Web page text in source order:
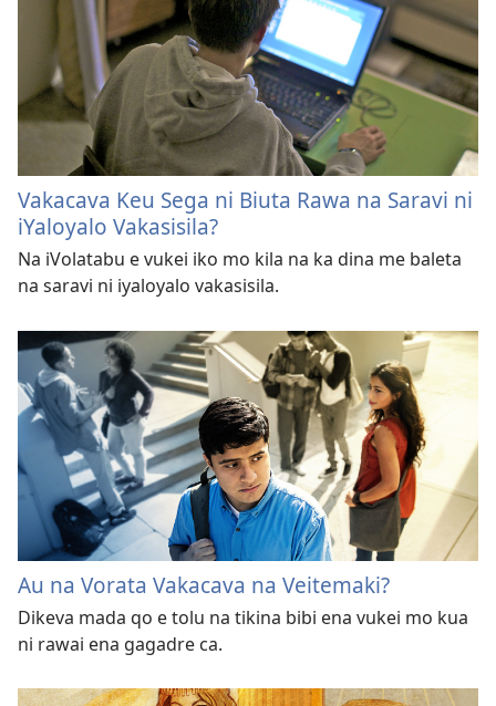
Vakacava Keu Sega ni Biuta Rawa na Saravi ni
iYaloyalo Vakasisila?
Na iVolatabu e vukei iko mo kila na ka dina me baleta
na saravi ni iyaloyalo vakasisila.
Au na Vorata Vakacava na Veitemaki?
Dikeva mada qo e tolu na tikina bibi ena vukei mo kua
ni rawai ena gagadre ca.